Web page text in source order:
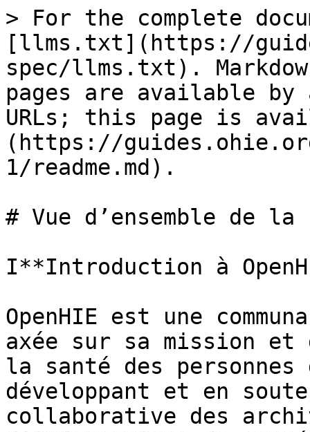
> For the complete
[llms.txt](https://
spec/llms.txt).
pages are available by
URLs; this page is
(https://
1/readme.md).
# Vue d’ensemble de
I**Introduction à
OpenHIE est une
axée sur sa mission et
la santé des
développant et en
collaborative des